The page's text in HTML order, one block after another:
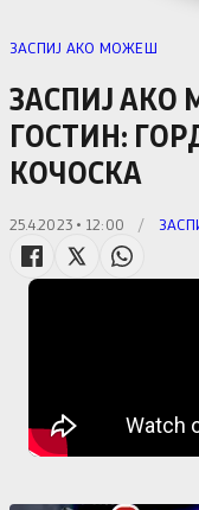
ЗАСПИЈ АКО МОЖЕШ
ЗАСПИЈ АКО
ГОСТИН:
КОЧОСКА
25.4.2023 • 12:00 /